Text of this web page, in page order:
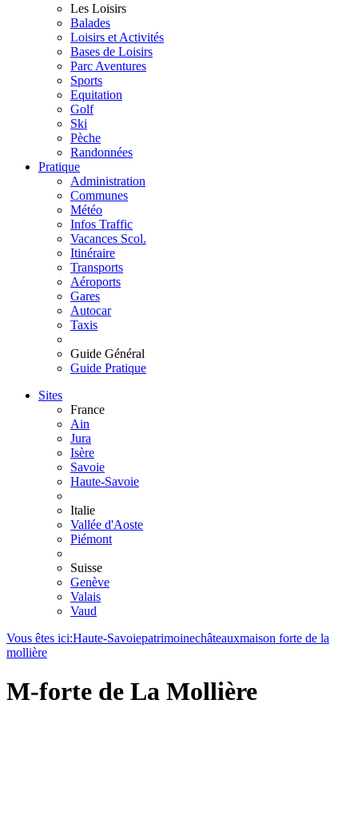
Les Loisirs
Balades
Loisirs et Activités
Bases de Loisirs
Parc Aventures
Sports
Equitation
Golf
Ski
Pèche
Randonnées
Pratique
Administration
Communes
Météo
Infos Traffic
Vacances Scol.
Itinéraire
Transports
Aéroports
Gares
Autocar
Taxis
Guide Général
Guide Pratique
Sites
France
Ain
Jura
Isère
Savoie
Haute-Savoie
Italie
Vallée d'Aoste
Piémont
Suisse
Genève
Valais
Vaud
Vous êtes ici:Haute-Savoiepatrimoinechâteauxmaison forte de la
mollière
M-forte de La Mollière